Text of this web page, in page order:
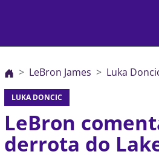
LeBron James Luka
LUKA DONCIC
LeBron
derrota do